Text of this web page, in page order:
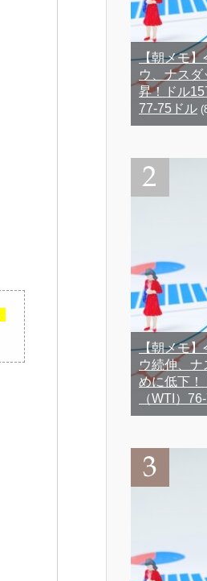
【朝メモ】
ウ、ナス
昇！ドル
77-75ドル
【朝メモ】
ウ続伸、
めに低下！
（WTI）